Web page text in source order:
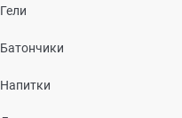
Гели
Батончики
Напитки